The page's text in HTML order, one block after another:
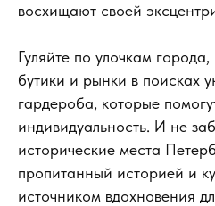
восхищают своей
Гуляйте по улочкам
бутики и рынки в поисках
гардероба, которые
индивидуальность. И не
исторические места
пропитанный историей и
источником вдохновения